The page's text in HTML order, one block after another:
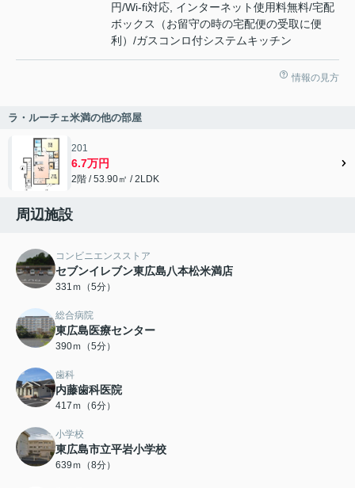
円/Wi-fi対応, インターネット使用料無料/宅配
ボックス（お留守の時の宅配便の受取に便
利）/ガスコンロ付システムキッチン
情報の見方
ラ・ルーチェ米満の他の部屋
201
6.7万円
2階 / 53.90㎡ / 2LDK
周辺施設
コンビニエンスストア
セブンイレブン東広島八本松米満店
331ｍ（5分）
総合病院
東広島医療センター
390ｍ（5分）
歯科
内藤歯科医院
417ｍ（6分）
小学校
東広島市立平岩小学校
639ｍ（8分）